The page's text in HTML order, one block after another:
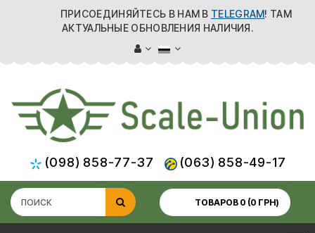
ПРИСОЕДИНЯЙТЕСЬ В НАМ В TELEGRAM! ТАМ
АКТУАЛЬНЫЕ ОБНОВЛЕНИЯ НАЛИЧИЯ.
(098) 858-77-37 (063) 858-49-17
ТОВАРОВ 0 (0 ГРН)